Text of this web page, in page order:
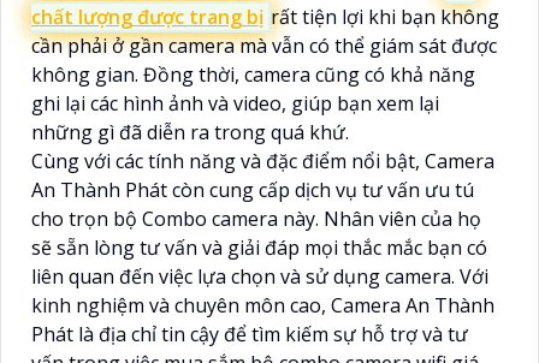
chất lượng được trang bị rất tiện lợi khi bạn không
cần phải ở gần camera mà vẫn có thể giám sát được
không gian. Đồng thời, camera cũng có khả năng
ghi lại các hình ảnh và video, giúp bạn xem lại
những gì đã diễn ra trong quá khứ.
Cùng với các tính năng và đặc điểm nổi bật, Camera
An Thành Phát còn cung cấp dịch vụ tư vấn ưu tú
cho trọn bộ Combo camera này. Nhân viên của họ
sẽ sẵn lòng tư vấn và giải đáp mọi thắc mắc bạn có
liên quan đến việc lựa chọn và sử dụng camera. Với
kinh nghiệm và chuyên môn cao, Camera An Thành
Phát là địa chỉ tin cậy để tìm kiếm sự hỗ trợ và tư